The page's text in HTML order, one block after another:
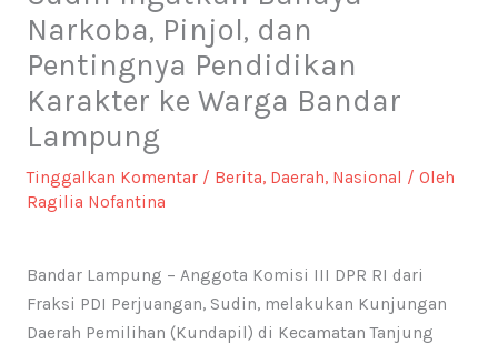
Narkoba, Pinjol, dan
Pentingnya Pendidikan
Karakter ke Warga Bandar
Lampung
Tinggalkan Komentar / Berita, Daerah, Nasional
/ Oleh
Ragilia Nofantina
Bandar Lampung – Anggota Komisi III DPR RI dari
Fraksi PDI Perjuangan, Sudin, melakukan Kunjungan
Daerah Pemilihan (Kundapil) di Kecamatan Tanjung